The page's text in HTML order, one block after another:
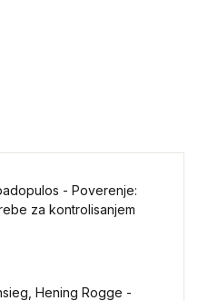
- Poverenje:
za kontrolisanjem
Hening Rogge -